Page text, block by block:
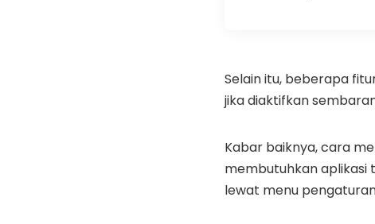
Selain itu, beberapa
jika diaktifkan
Kabar baiknya, cara
membutuhkan aplikasi
lewat menu